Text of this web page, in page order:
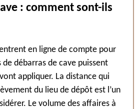
: comment sont-ils
en ligne de compte pour
débarras de cave puissent
appliquer. La distance qui
du lieu de dépôt est l’un
Le volume des affaires à